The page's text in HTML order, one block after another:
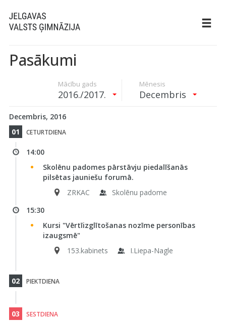
Pasākumi
Mācību gads
2016./2017.
Mēnesis
Decembris
Decembris, 2016
01
CETURTDIENA
14:00
Skolēnu padomes pārstāvju piedalīšanās
pilsētas jauniešu forumā.
ZRKAC
Skolēnu padome
15:30
Kursi "Vērtīizglītošanas nozīme personības
izaugsmē"
153.kabinets
I.Liepa-Nagle
02 PIEKTDIENA
03 SESTDIENA